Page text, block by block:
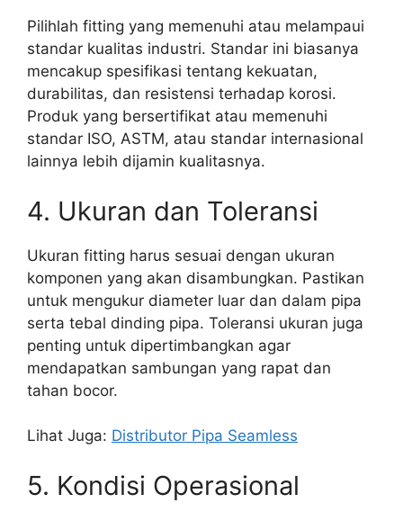
Pilihlah fitting yang memenuhi atau melampaui
standar kualitas industri. Standar ini biasanya
mencakup spesifikasi tentang kekuatan,
durabilitas, dan resistensi terhadap korosi.
Produk yang bersertifikat atau memenuhi
standar ISO, ASTM, atau standar internasional
lainnya lebih dijamin kualitasnya.
4. Ukuran dan Toleransi
Ukuran fitting harus sesuai dengan ukuran
komponen yang akan disambungkan. Pastikan
untuk mengukur diameter luar dan dalam pipa
serta tebal dinding pipa. Toleransi ukuran juga
penting untuk dipertimbangkan agar
mendapatkan sambungan yang rapat dan
tahan bocor.
Lihat Juga: Distributor Pipa Seamless
5. Kondisi Operasional